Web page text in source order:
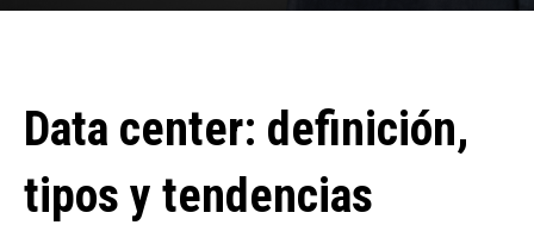
Data center: definición,
tipos y tendencias